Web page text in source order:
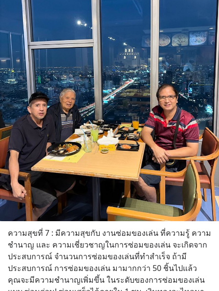
ความสุขที่ 7 : มีความสุขกับ งานซ่อมของเล่น ที่ความรู้ ความ
ชำนาญ และ ความเชี่ยวชาญในการซ่อมของเล่น จะเกิดจาก
ประสบการณ์ จำนวนการซ่อมของเล่นที่ทำสำเร็จ ถ้ามี
ประสบการณ์ การซ่อมของเล่น มามากกว่า 50 ชิ้นไปแล้ว
คุณจะมีความชำนาญเพิ่มขึ้น ในระดับของการซ่อมของเล่น